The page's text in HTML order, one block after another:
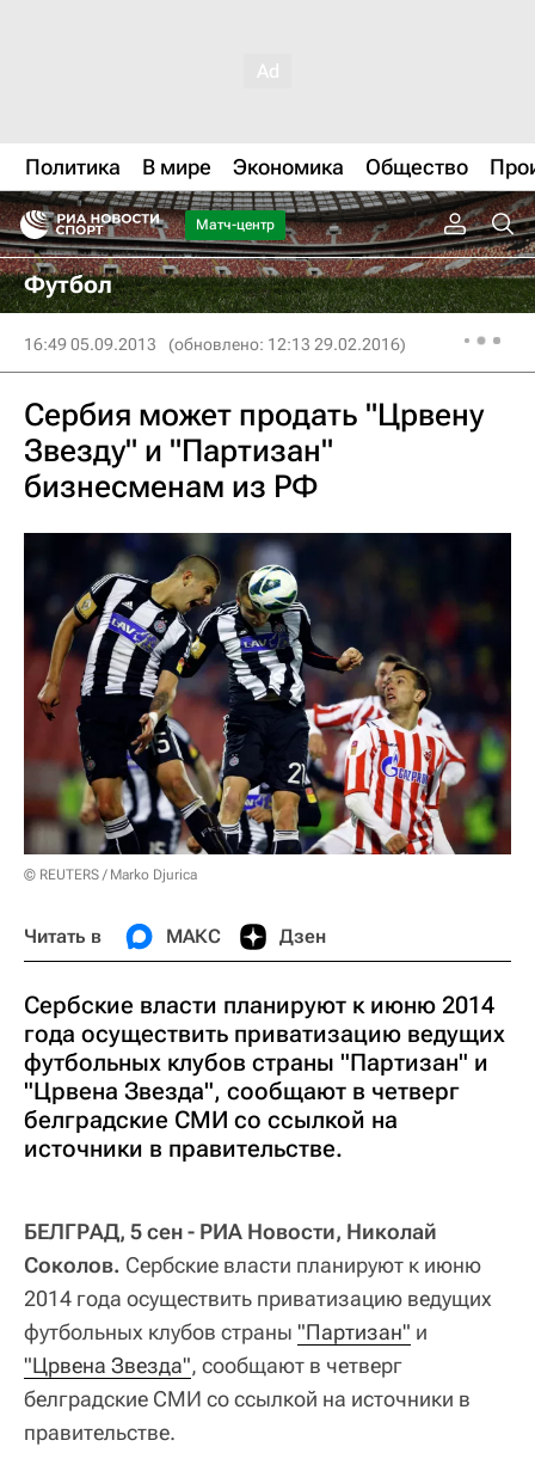
Политика В мире Экономика Общество
Матч-центр
Футбол
16:49 05.09.2013 (обновлено: 12:13 29.02.2016)
Сербия может продать "Црвену
Звезду" и "Партизан"
бизнесменам из РФ
© REUTERS / Marko Djurica
Читать в МАКС Дзен
Сербские власти планируют к июню 2014
года осуществить приватизацию ведущих
футбольных клубов страны "Партизан" и
"Црвена Звезда", сообщают в четверг
белградские СМИ со ссылкой на
источники в правительстве.
БЕЛГРАД, 5 сен - РИА Новости, Николай
Соколов. Сербские власти планируют к июню
2014 года осуществить приватизацию ведущих
футбольных клубов страны "Партизан" и
"Црвена Звезда", сообщают в четверг
белградские СМИ со ссылкой на источники в
правительстве.